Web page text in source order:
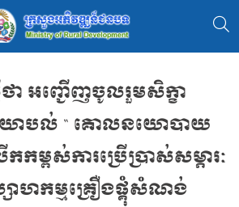
ា អញ្ជើញចូលរួមសិក្ខា
ោបល់ “ គោលនយោបាយ
កម្ពស់ការប្រើប្រាស់សម្ភារៈ
ហកម្មគ្រឿងផ្គុំសំណង់